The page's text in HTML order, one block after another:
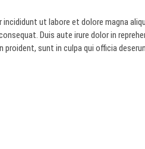
ut labore et dolore magna
Duis aute irure dolor in
sunt in culpa qui officia